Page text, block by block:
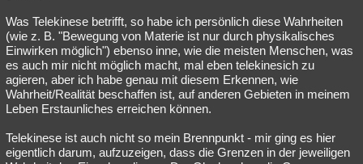
Was Telekinese betrifft, so habe ich persönlich diese Wahrheiten
(wie z. B. "Bewegung von Materie ist nur durch physikalisches
Einwirken möglich") ebenso inne, wie die meisten Menschen, was
es auch mir nicht möglich macht, mal eben telekinesich zu
agieren, aber ich habe genau mit diesem Erkennen, wie
Wahrheit/Realität beschaffen ist, auf anderen Gebieten in meinem
Leben Erstaunliches erreichen können.
Telekinese ist auch nicht so mein Brennpunkt - mir ging es hier
eigentlich darum, aufzuzeigen, dass die Grenzen in der jeweiligen